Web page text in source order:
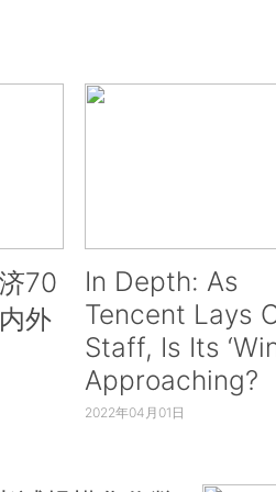
70
外
In Depth: As
Tencent Lays
Staff, Is Its
Approaching?
2022年04月01日